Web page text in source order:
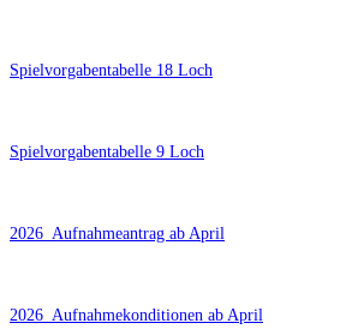
Spielvorgabentabelle 18 Loch
Spielvorgabentabelle 9 Loch
2026_Aufnahmeantrag ab April
2026_Aufnahmekonditionen ab April